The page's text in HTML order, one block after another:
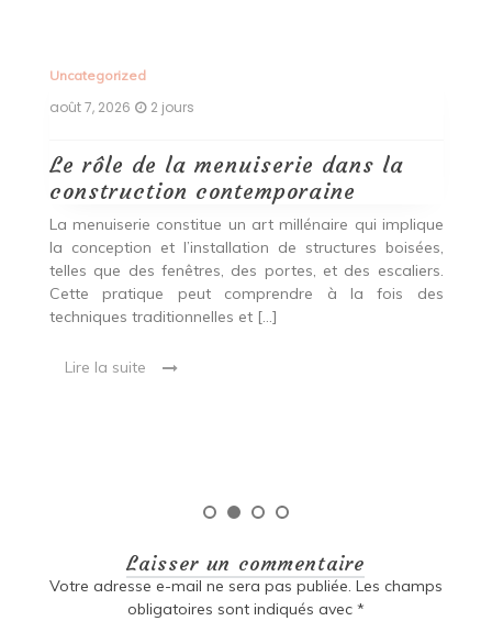
Uncategorized
août 7, 2026 2 jours
Le rôle de la menuiserie dans la
construction contemporaine
La menuiserie constitue un art millénaire qui implique
la conception et l’installation de structures boisées,
telles que des fenêtres, des portes, et des escaliers.
Cette pratique peut comprendre à la fois des
techniques traditionnelles et […]
Lire la suite
Laisser un commentaire
Votre adresse e-mail ne sera pas publiée. Les champs
obligatoires sont indiqués avec *